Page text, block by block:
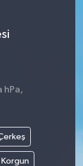
hPa,
Korgun